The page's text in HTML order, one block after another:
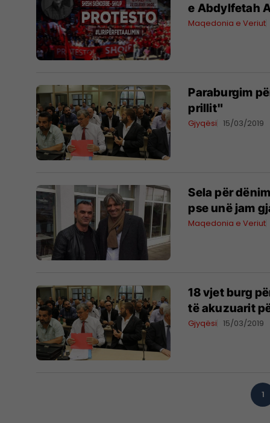
e Abdylfetah
Maqedonia e Veriut
Paraburgim
prillit"
Gjyqësi 15/03/2019
Sela për
pse unë jam
Maqedonia e Veriut
18 vjet burg
të akuzuarit
Gjyqësi 15/03/2019
1